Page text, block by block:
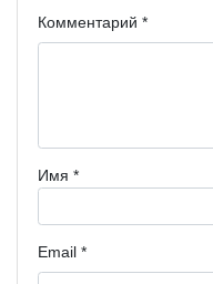
Комментарий *
Имя *
Email *